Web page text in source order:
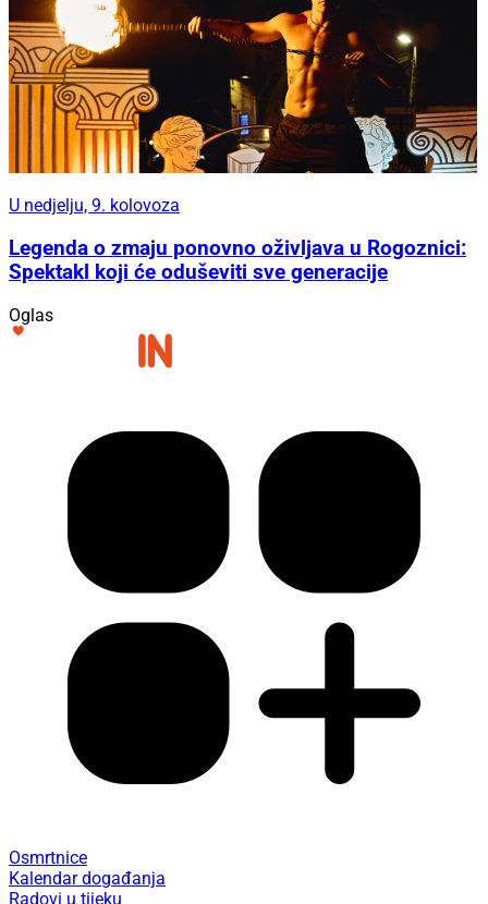
U nedjelju, 9. kolovoza
Legenda o zmaju ponovno oživljava u Rogoznici:
Spektakl koji će oduševiti sve generacije
Oglas
Osmrtnice
Kalendar događanja
Radovi u tijeku